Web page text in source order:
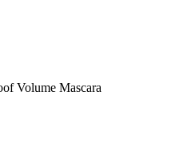
Volume Mascara